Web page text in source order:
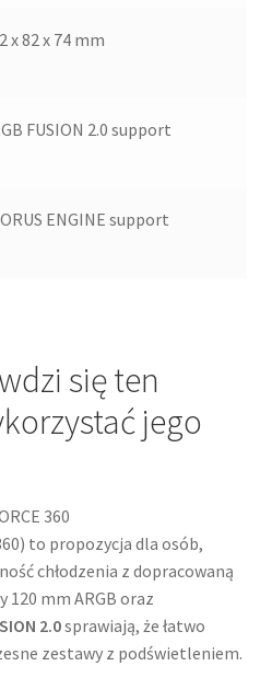
x 82 x 74 mm
FUSION 2.0 support
ENGINE support
się ten
jego
360
to propozycja dla osób,
chłodzenia z dopracowaną
mm ARGB oraz
2.0sprawiają, że łatwo
zestawy z podświetleniem.